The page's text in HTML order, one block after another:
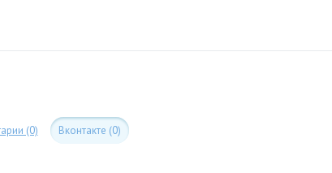
(0) Вконтакте (0)